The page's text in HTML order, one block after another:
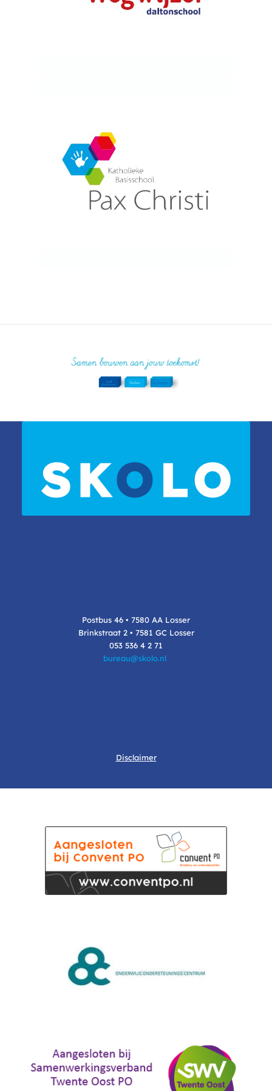
Postbus 46 • 7580 AA Losser
Brinkstraat 2 • 7581 GC Losser
053 536 4 2 71
bureau@skolo.nl
Disclaimer